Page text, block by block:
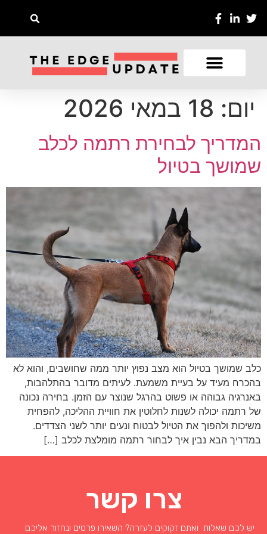
יום: 18 במאי 2026
המדריך לבחירת רתמה לכלב
שמושך בטיול
כלב שמושך בטיול הוא מצב נפוץ יותר ממה שחושבים, והוא לא
בהכרח מעיד על בעיית משמעת. לעיתים מדובר בהתלהבות,
באנרגיה גבוהה או פשוט בהרגל שנוצר עם הזמן. בחירה נכונה
של רתמה יכולה לשנות לחלוטין את חוויית ההליכה, להפחית
משיכות ולהפוך את הטיול לבטוח ונעים יותר לשני הצדדים.
במדריך הבא נבין איך לבחור רתמה מומלצת לכלב […]
צרו קשר
יש לכם שאלות ואתם זקוקים לעזרה? השאירו פרטים ונחזור אליכם